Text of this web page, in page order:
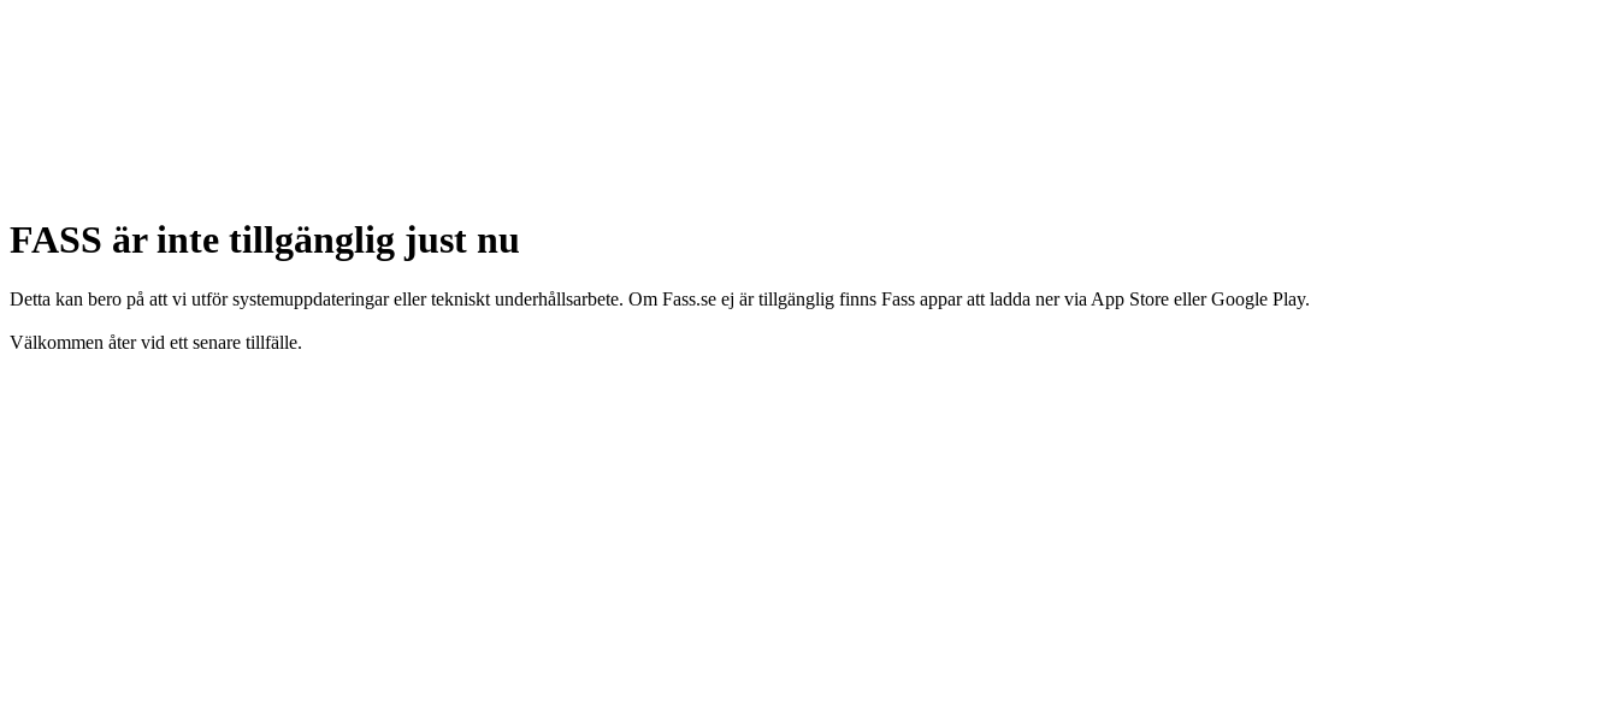
FASS är inte tillgänglig just nu
Detta kan bero på att vi utför systemuppdateringar eller tekniskt underhållsarbete. Om Fass.se ej är tillgänglig finns Fass appar att ladda ner via App Store eller Google Play.
Välkommen åter vid ett senare tillfälle.